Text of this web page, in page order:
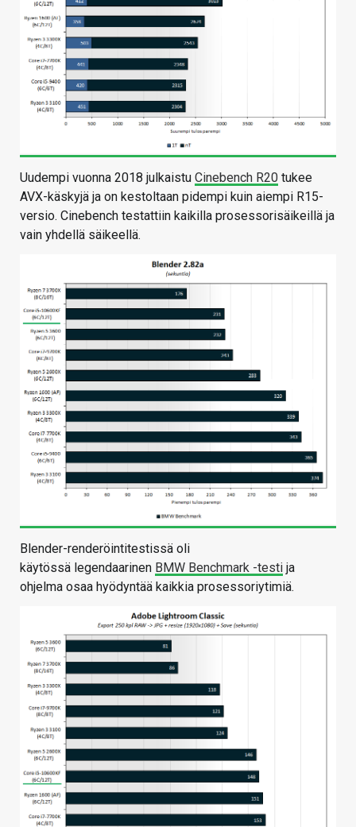
Uudempi vuonna 2018 julkaistu Cinebench R20 tukee
AVX-käskyjä ja on kestoltaan pidempi kuin aiempi R15-
versio. Cinebench testattiin kaikilla prosessorisäikeillä ja
vain yhdellä säikeellä.
Blender-renderöintitestissä oli
käytössä legendaarinen BMW Benchmark -testi ja
ohjelma osaa hyödyntää kaikkia prosessoriytimiä.